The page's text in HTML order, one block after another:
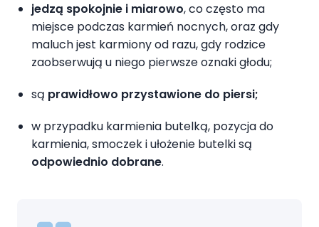
jedzą spokojnie i miarowo, co często ma
miejsce podczas karmień nocnych, oraz gdy
maluch jest karmiony od razu, gdy rodzice
zaobserwują u niego pierwsze oznaki głodu;
są prawidłowo przystawione do piersi;
w przypadku karmienia butelką, pozycja do
karmienia, smoczek i ułożenie butelki są
odpowiednio dobrane.